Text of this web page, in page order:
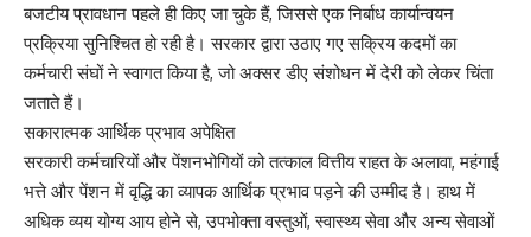
बजटीय प्रावधान पहले ही किए जा चुके हैं, जिससे एक निर्बाध कार्यान्वयन
प्रक्रिया सुनिश्चित हो रही है। सरकार द्वारा उठाए गए सक्रिय कदमों का
कर्मचारी संघों ने स्वागत किया है, जो अक्सर डीए संशोधन में देरी को लेकर चिंता
जताते हैं।
सकारात्मक आर्थिक प्रभाव अपेक्षित
सरकारी कर्मचारियों और पेंशनभोगियों को तत्काल वित्तीय राहत के अलावा, महंगाई
भत्ते और पेंशन में वृद्धि का व्यापक आर्थिक प्रभाव पड़ने की उम्मीद है। हाथ में
अधिक व्यय योग्य आय होने से, उपभोक्ता वस्तुओं, स्वास्थ्य सेवा और अन्य सेवाओं